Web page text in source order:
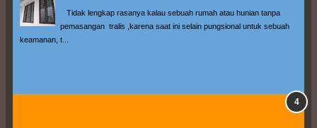
Tidak lengkap rasanya kalau sebuah rumah atau hunian tanpa
pemasangan  tralis ,karena saat ini selain pungsional untuk sebuah
keamanan, t...